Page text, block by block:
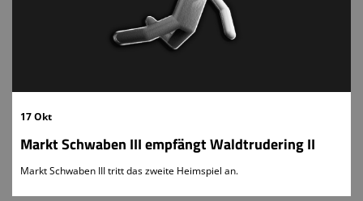
17 Okt
Markt Schwaben III empfängt Waldtrudering II
Markt Schwaben III tritt das zweite Heimspiel an.